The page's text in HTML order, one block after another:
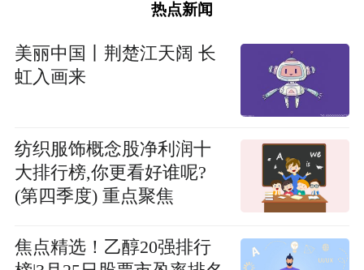
热点新闻
美丽中国丨荆楚江天阔 长
虹入画来
纺织服饰概念股净利润十
大排行榜,你更看好谁呢?
(第四季度) 重点聚焦
焦点精选！乙醇20强排行